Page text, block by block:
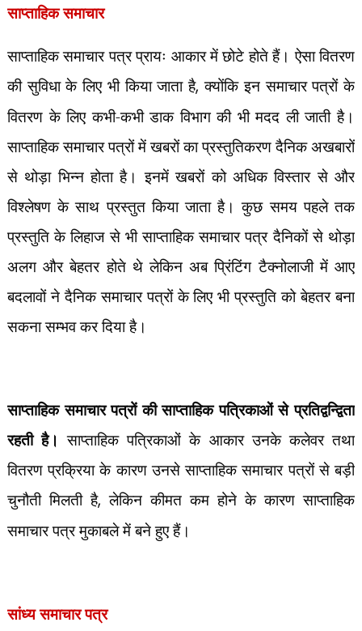
साप्ताहिक समाचार
साप्ताहिक समाचार पत्र प्रायः आकार में छोटे होते हैं। ऐसा वितरण
की सुविधा के लिए भी किया जाता है,क्योंकि इन समाचार पत्रों के
वितरण के लिए कभी-कभी डाक विभाग की भी मदद ली जाती है।
साप्ताहिक समाचार पत्रों में खबरों का प्रस्तुतिकरण दैनिक अखबारों
से थोड़ा भिन्न होता है। इनमें खबरों को अधिक विस्तार से और
विश्लेषण के साथ प्रस्तुत किया जाता है। कुछ समय पहले तक
प्रस्तुति के लिहाज से भी साप्ताहिक समाचार पत्र दैनिकों से थोड़ा
अलग और बेहतर होते थे लेकिन अब प्रिंटिंग टैक्नोलाजी में आए
बदलावों ने दैनिक समाचार पत्रों के लिए भी प्रस्तुति को बेहतर बना
सकना सम्भव कर दिया है।
साप्ताहिक समाचार पत्रों की साप्ताहिक पत्रिकाओं से प्रतिद्वन्द्विता
रहती है। साप्ताहिक पत्रिकाओं के आकार उनके कलेवर तथा
वितरण प्रक्रिया के कारण उनसे साप्ताहिक समाचार पत्रों से बड़ी
चुनौती मिलती है,लेकिन कीमत कम होने के कारण साप्ताहिक
समाचार पत्र मुकाबले में बने हुए हैं।
सांध्य समाचार पत्र